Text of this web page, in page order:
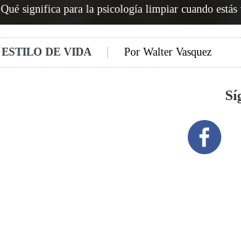
Qué significa para la psicología limpiar cuando
ESTILO DE VIDA PorWalter Vasquez